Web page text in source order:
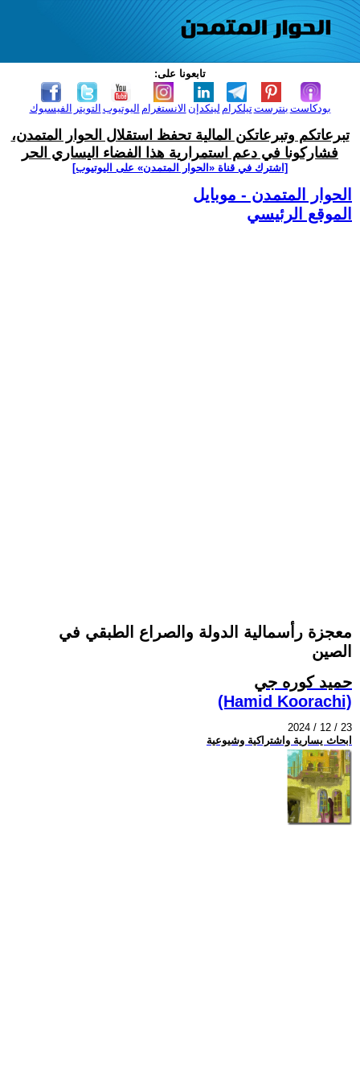
تابعونا على:
الفيسبوك التويتر اليوتيوب الانستغرام لينكدإن تيلكرامبنترست بودكاست
تبرعاتكم وتبرعاتكن المالية تحفظ استقلال الحوار المتمدن،
فشاركونا في دعم استمرارية هذا الفضاء اليساري الحر
[اشترك في قناة ‫«الحوار المتمدن» على اليوتيوب]
الحوار المتمدن - موبايل
الموقع الرئيسي
معجزة رأسمالية الدولة والصراع الطبقي في
الصين
حميد كوره جي
(Hamid Koorachi)
2024 / 12 / 23
ابحاث يسارية واشتراكية وشيوعية